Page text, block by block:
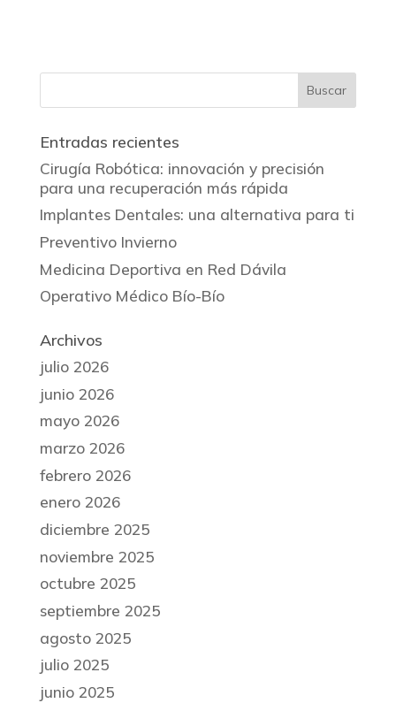
Entradas recientes
Cirugía Robótica: innovación y precisión
para una recuperación más rápida
Implantes Dentales: una alternativa para ti
Preventivo Invierno
Medicina Deportiva en Red Dávila
Operativo Médico Bío-Bío
Archivos
julio 2026
junio 2026
mayo 2026
marzo 2026
febrero 2026
enero 2026
diciembre 2025
noviembre 2025
octubre 2025
septiembre 2025
agosto 2025
julio 2025
junio 2025